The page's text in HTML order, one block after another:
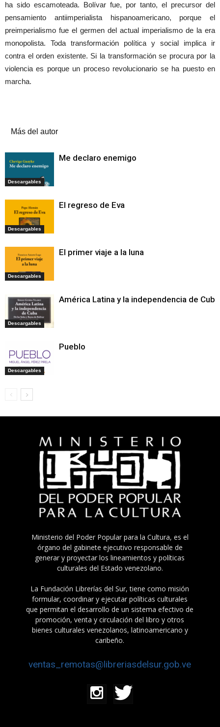
ha sido escamoteada. Bolívar fue, por tanto, el precursor del
pensamiento antiimperialista hispanoamericano, porque el
preimperialismo fue el germen del actual imperialismo de la era
monopolista. Toda transformación política y social implica ir
contra el orden existente. Si la transformación se procura por la
violencia es porque un proceso revolucionario se ha puesto en
marcha.
Más del autor
Descargables
Me declaro enemigo
Descargables
El regreso de Eva
Descargables
El primer viaje a la luna
Descargables
América Latina y la independencia de Cuba
Descargables
Pueblo
Ministerio del Poder Popular para la Cultura, es el
órgano del gabinete ejecutivo responsable de
generar y proyectar los lineamientos y políticas
culturales del Estado venezolano.
La Fundación Librerías del Sur, tiene como misión
formular, coordinar y ejecutar políticas culturales
que permitan el desarrollo de un sistema efectivo de
promoción, venta y circulación del libro y otros
bienes culturales venezolanos, latinoamericano y
caribeño.
ventas_remotas@libreriasdelsur.gob.ve